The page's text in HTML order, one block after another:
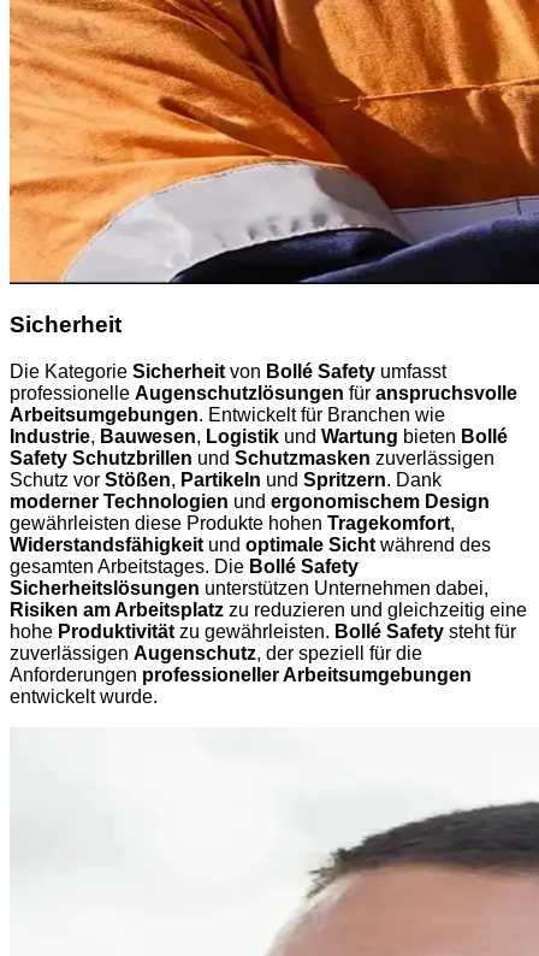
Sicherheit
Die Kategorie Sicherheit von Bollé Safety umfasst
professionelle Augenschutzlösungen für anspruchsvolle
Arbeitsumgebungen. Entwickelt für Branchen wie
Industrie, Bauwesen, Logistik und Wartung bieten Bollé
Safety Schutzbrillen und Schutzmasken zuverlässigen
Schutz vor Stößen, Partikeln und Spritzern. Dank
moderner Technologien und ergonomischem Design
gewährleisten diese Produkte hohen Tragekomfort,
Widerstandsfähigkeit und optimale Sicht während des
gesamten Arbeitstages. Die Bollé Safety
Sicherheitslösungen unterstützen Unternehmen dabei,
Risiken am Arbeitsplatz zu reduzieren und gleichzeitig eine
hohe Produktivität zu gewährleisten. Bollé Safety steht für
zuverlässigen Augenschutz, der speziell für die
Anforderungen professioneller Arbeitsumgebungen
entwickelt wurde.